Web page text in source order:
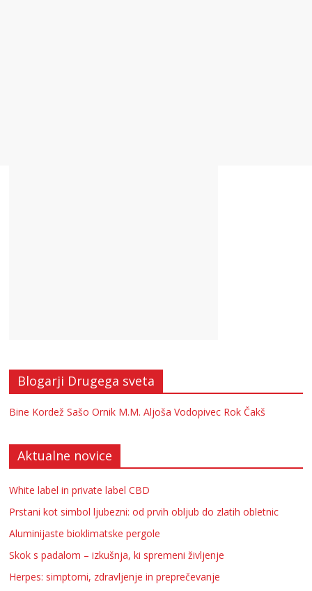
Blogarji Drugega sveta
Bine Kordež Sašo Ornik M.M. Aljoša Vodopivec Rok Čakš
Aktualne novice
White label in private label CBD
Prstani kot simbol ljubezni: od prvih obljub do zlatih obletnic
Aluminijaste bioklimatske pergole
Skok s padalom – izkušnja, ki spremeni življenje
Herpes: simptomi, zdravljenje in preprečevanje